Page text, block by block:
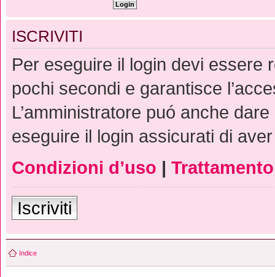
ISCRIVITI
Per eseguire il login devi essere
pochi secondi e garantisce
L’amministratore puó anche
eseguire il login assicurati di
Condizioni d’uso |
Iscriviti
Indice